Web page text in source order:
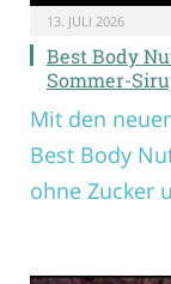
13. JULI 2026
Best Body
Sommer-
Mit den
Best Body
ohne Zucker